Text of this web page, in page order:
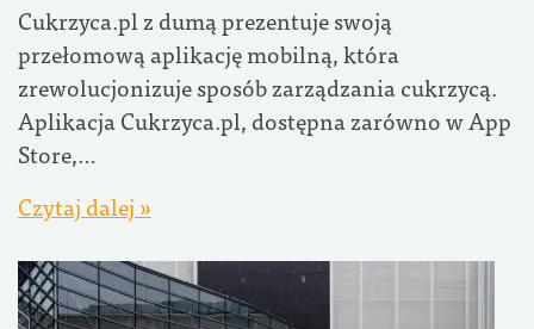
Cukrzyca.pl z dumą prezentuje swoją
przełomową aplikację mobilną, która
zrewolucjonizuje sposób zarządzania cukrzycą.
Aplikacja Cukrzyca.pl, dostępna zarówno w App
Store,…
Czytaj dalej »